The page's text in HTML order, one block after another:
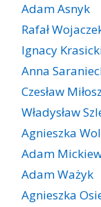
Adam Asnyk
Rafał
Ignacy
Anna
Czesław Miłosz
Władysław
Agnieszka
Adam
Adam Ważyk
Agnieszka